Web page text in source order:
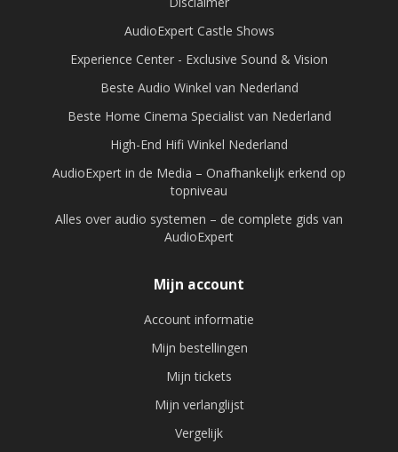
AudioExpert Castle Shows
Experience Center - Exclusive Sound & Vision
Beste Audio Winkel van Nederland
Beste Home Cinema Specialist van Nederland
High-End Hifi Winkel Nederland
AudioExpert in de Media – Onafhankelijk erkend op
topniveau
Alles over audio systemen – de complete gids van
AudioExpert
Mijn account
Account informatie
Mijn bestellingen
Mijn tickets
Mijn verlanglijst
Vergelijk